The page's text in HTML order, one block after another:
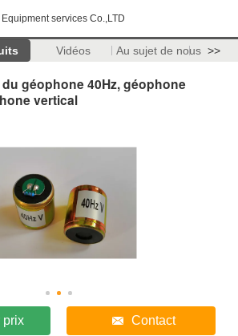
Equipment services Co.,LTD
Vidéos Au sujet de nous >>
géophone 40Hz, géophone
vertical
prix Contact